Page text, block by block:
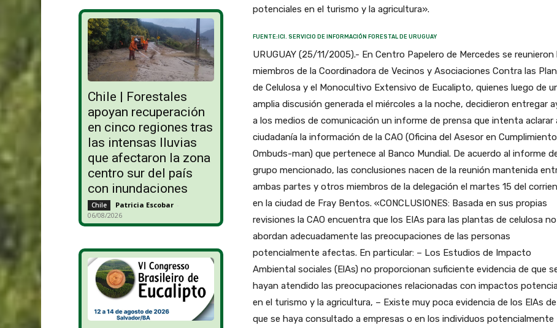
Chile | Forestales
apoyan recuperación
en cinco regiones tras
las intensas lluvias
que afectaron la zona
centro sur del país
con inundaciones
Chile Patricia Escobar -
06/08/2026
potenciales en el turismo y la agricultura».
FUENTE:ICI. SERVICIO DE INFORMACIÓN FORESTAL DE URUGUAY
URUGUAY (25/11/2005).- En Centro Papelero de Mercedes se reunieron
miembros de la Coordinadora de Vecinos y Asociaciones Contra las
de Celulosa y el Monocultivo Extensivo de Eucalipto, quienes luego de
amplia discusión generada el miércoles a la noche, decidieron entregar
a los medios de comunicación un informe de prensa que intenta aclarar
ciudadanía la información de la CAO (Oficina del Asesor en Cumplimiento
Ombuds-man) que pertenece al Banco Mundial. De acuerdo al informe
grupo mencionado, las conclusiones nacen de la reunión mantenida
ambas partes y otros miembros de la delegación el martes 15 del
en la ciudad de Fray Bentos. «CONCLUSIONES: Basada en sus propias
revisiones la CAO encuentra que los EIAs para las plantas de celulosa no
abordan adecuadamente las preocupaciones de las personas
potencialmente afectas. En particular: – Los Estudios de Impacto
Ambiental sociales (ElAs) no proporcionan suficiente evidencia de que
hayan atendido las preocupaciones relacionadas con impactos
en el turismo y la agricultura, – Existe muy poca evidencia de los ElAs de
que se haya consultado a empresas o en los individuos potencialmente